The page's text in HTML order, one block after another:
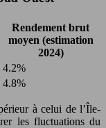
Rendement brut
moyen (estimation
2024)
4.2%
4.8%
à celui de l’Île-
les fluctuations du